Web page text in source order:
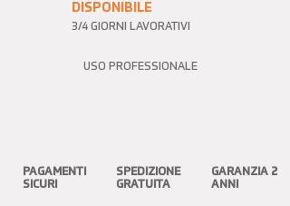
DISPONIBILE
3/4 GIORNI LAVORATIVI
USO PROFESSIONALE
PAGAMENTI
SICURI
SPEDIZIONE
GRATUITA
GARANZIA 2
ANNI